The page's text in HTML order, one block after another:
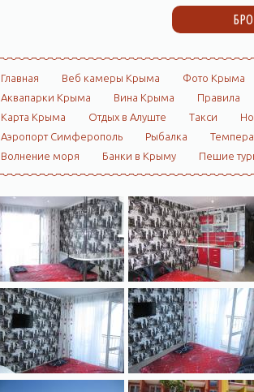
Главная Веб камеры Крыма Фото Крыма
Аквапарки Крыма
Вина Крыма Правила
Карта Крыма
Отдых в Алуште Такси
Аэропорт Симферополь
Рыбалка
Волнение моря
Банки в Крыму Пешие